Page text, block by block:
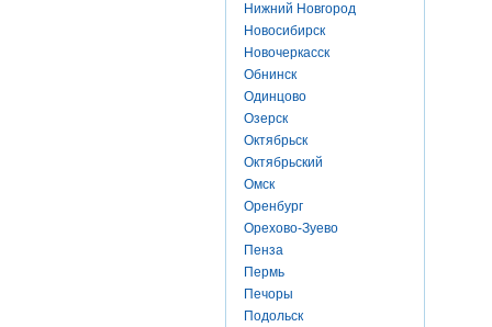
Нижний Новгород
Новосибирск
Новочеркасск
Обнинск
Одинцово
Озерск
Октябрьск
Октябрьский
Омск
Оренбург
Орехово-Зуево
Пенза
Пермь
Печоры
Подольск